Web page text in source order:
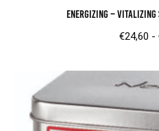
Energizing – Vitalizing
€24,60 -